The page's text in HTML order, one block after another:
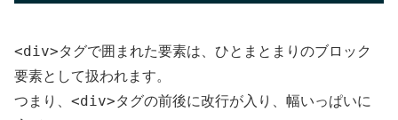
<div>タグで囲まれた要素は、ひとまとまりのブロック
要素として扱われます。
つまり、 <div>タグの前後に改行が入り、幅いっぱいに